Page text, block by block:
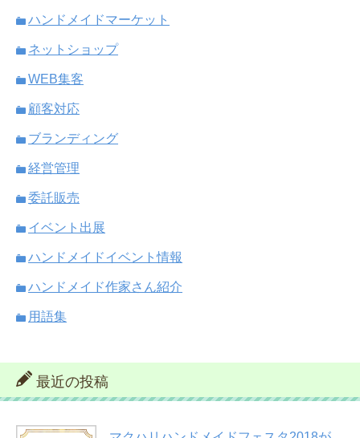
ハンドメイドマーケット
ネットショップ
WEB集客
顧客対応
ブランディング
経営管理
委託販売
イベント出展
ハンドメイドイベント情報
ハンドメイド作家さん紹介
用語集
最近の投稿